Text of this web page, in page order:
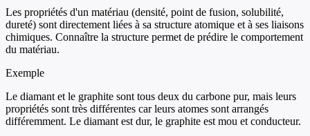
Les propriétés d'un matériau (densité, point de fusion, solubilité,
dureté) sont directement liées à sa structure atomique et à ses liaisons
chimiques. Connaître la structure permet de prédire le comportement
du matériau.
Exemple
Le diamant et le graphite sont tous deux du carbone pur, mais leurs
propriétés sont très différentes car leurs atomes sont arrangés
différemment. Le diamant est dur, le graphite est mou et conducteur.